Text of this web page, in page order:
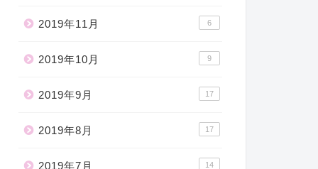
2019年11月 6
2019年10月 9
2019年9月 17
2019年8月 17
2019年7月 14